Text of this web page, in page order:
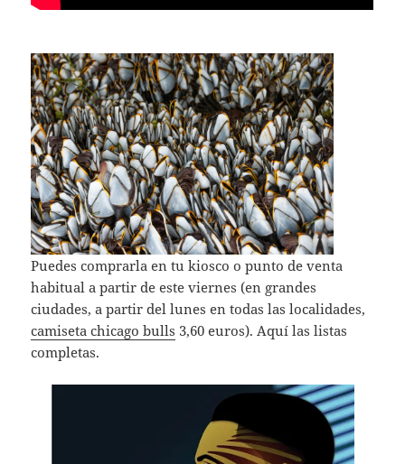
Puedes comprarla en tu kiosco o punto de venta
habitual a partir de este viernes (en grandes
ciudades, a partir del lunes en todas las localidades,
camiseta chicago bulls 3,60 euros). Aquí las listas
completas.